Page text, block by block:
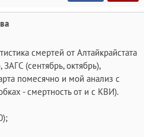
смертей от Алтайкрайстата
ЗАГС (сентябрь, октябрь),
помесячно и мой анализ с
- смертность от и с КВИ).